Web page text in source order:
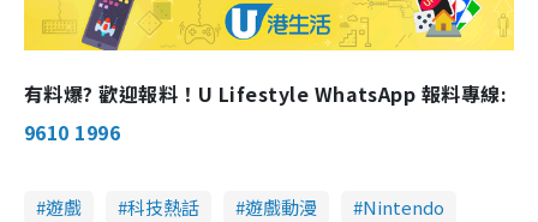
有料爆? 歡迎報料！U Lifestyle WhatsApp 報料專線:
9610 1996
遊戲 科技熱話 遊戲動漫
Nintendo